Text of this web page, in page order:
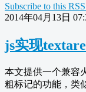
Subscribe to this
2014年04月13日
js实现
本文提供一个兼容
粗标记的功能，类